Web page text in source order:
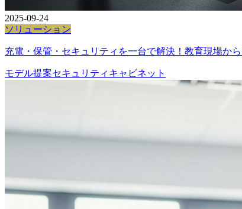
2025-09-24
ソリューション
充電・保管・セキュリティを一台で解決！教育現場か
モデル提案セキュリティ キャビネット